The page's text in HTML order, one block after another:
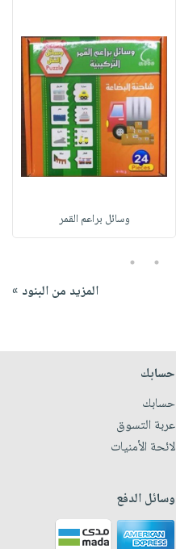
وسائل براعم القمر
4
5
المزيد من البنود »
حسابك
حسابك
عربة التسوق
لائحة الأمنيات
وسائل الدفع